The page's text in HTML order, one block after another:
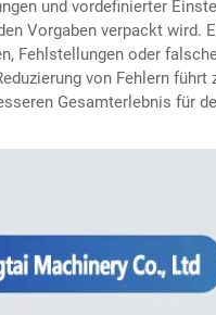
und vordefinierter
Vorgaben verpackt wird.
Fehlstellungen oder
von Fehlern führt
Gesamterlebnis für